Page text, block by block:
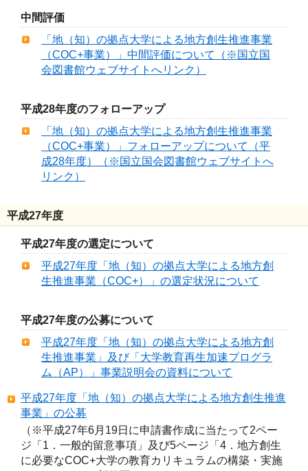
中間評価
「地（知）の拠点大学による地方創生推進事業
（COC+事業）」中間評価について（※国立国
会図書館ウェブサイトへリンク）
平成28年度のフォローアップ
「地（知）の拠点大学による地方創生推進事業
（COC+事業）」フォローアップについて（平
成28年度）（※国立国会図書館ウェブサイトへ
リンク）
平成27年度
平成27年度の選定について
平成27年度「地（知）の拠点大学による地方創
生推進事業（COC+）」の選定状況について
平成27年度の公募について
平成27年度「地（知）の拠点大学による地方創
生推進事業」及び「大学教育再生加速プログラ
ム（AP）」事業説明会の資料について
平成27年度「地（知）の拠点大学による地方創生推進
事業」の公募
（※平成27年6月19日に申請書作成に当たって2ペー
ジ「1．一般的留意事項」及び5ページ「4．地方創生
に必要なCOC+大学の教育カリキュラムの構築・実施